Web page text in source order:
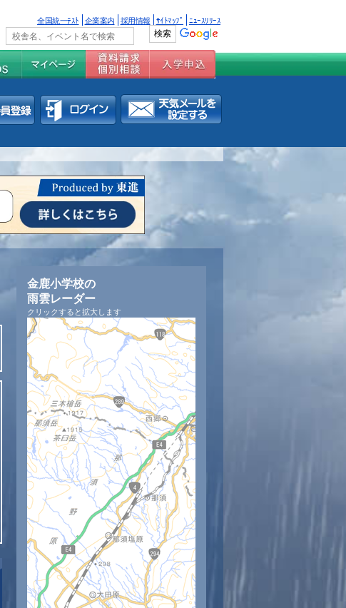
全国統一ﾃｽﾄ 企業案内 採用情報 ｻｲﾄﾏｯﾌﾟ ﾆｭｰｽﾘﾘｰｽ
金鹿小学校の
雨雲レーダー
クリックすると拡大します